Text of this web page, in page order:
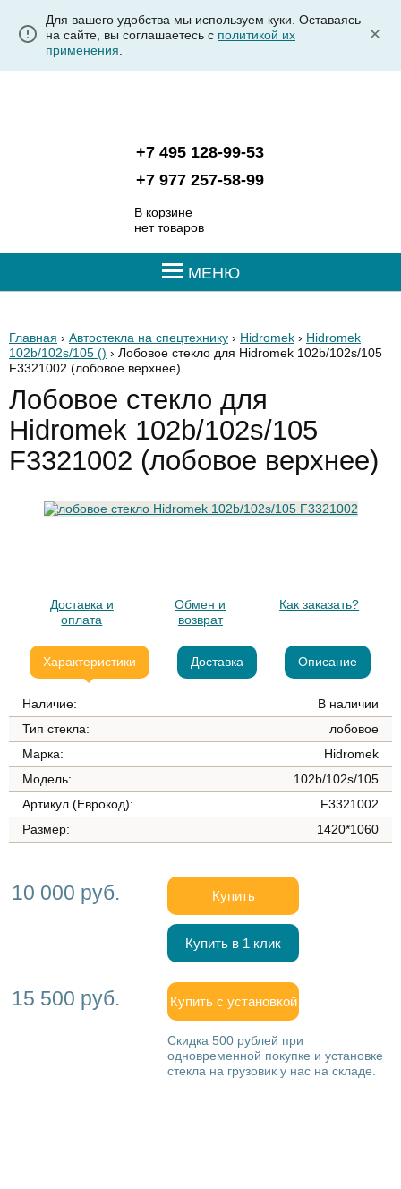
Для вашего удобства мы используем куки. Оставаясь
на сайте, вы соглашаетесь с политикой их
применения
+7 495 128-99-53
+7 977 257-58-99
В корзине
нет товаров
МЕНЮ
Главная › Автостекла на спецтехнику › Hidromek › Hidromek
102b/102s/105 () › Лобовое стекло для Hidromek 102b/102s/105
F3321002 (лобовое верхнее)
Лобовое стекло для
Hidromek 102b/102s/105
F3321002 (лобовое верхнее)
Доставка и
оплата
Обмен и
возврат
Как заказать?
Характеристики Доставка Описание
Наличие:
В наличии
Тип стекла:
лобовое
Марка:
Hidromek
Модель:
102b/102s/105
Артикул (Еврокод):
F3321002
Размер:
1420*1060
10 000 руб. Купить
Купить в 1 клик
15 500 руб. Купить с установкой
Скидка 500 рублей при
одновременной покупке и установке
стекла на грузовик у нас на складе.